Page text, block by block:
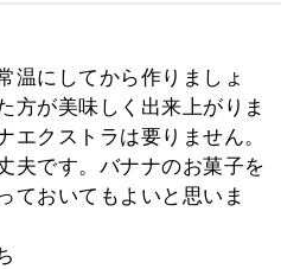
温にしてから作りましょ
方が美味しく出来上がりま
エクストラは要りません。
夫です。バナナのお菓子を
ておいてもよいと思いま